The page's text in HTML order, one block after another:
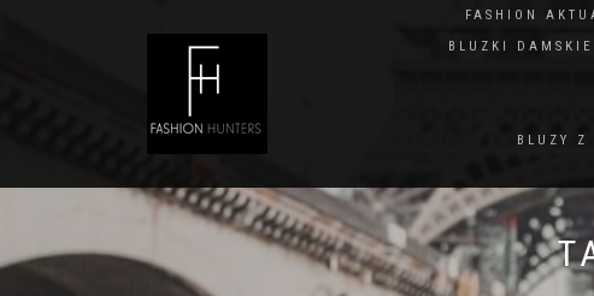
FASHION
BLUZKI DAMSKIE
BLUZY Z